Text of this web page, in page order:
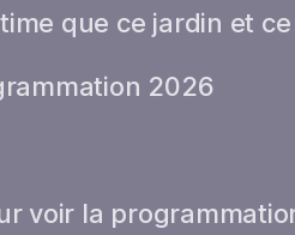
que ce jardin et
2026
voir la